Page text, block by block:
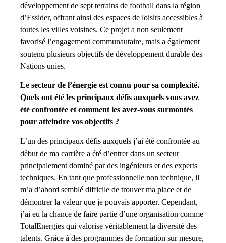
développement de sept terrains de football dans la région
d’Essider, offrant ainsi des espaces de loisirs accessibles à
toutes les villes voisines. Ce projet a non seulement
favorisé l’engagement communautaire, mais a également
soutenu plusieurs objectifs de développement durable des
Nations unies.
Le secteur de l’énergie est connu pour sa complexité.
Quels ont été les principaux défis auxquels vous avez
été confrontée et comment les avez-vous surmontés
pour atteindre vos objectifs ?
L’un des principaux défis auxquels j’ai été confrontée au
début de ma carrière a été d’entrer dans un secteur
principalement dominé par des ingénieurs et des experts
techniques. En tant que professionnelle non technique, il
m’a d’abord semblé difficile de trouver ma place et de
démontrer la valeur que je pouvais apporter. Cependant,
j’ai eu la chance de faire partie d’une organisation comme
TotalEnergies qui valorise véritablement la diversité des
talents. Grâce à des programmes de formation sur mesure,